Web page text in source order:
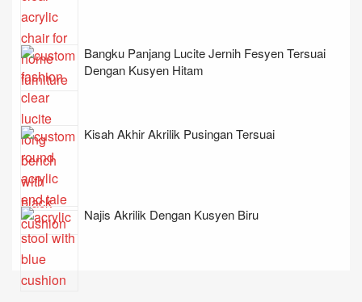
Bangku Panjang Lucite Jernih Fesyen Tersuai
Dengan Kusyen Hitam
Kisah Akhir Akrilik Pusingan Tersuai
Najis Akrilik Dengan Kusyen Biru